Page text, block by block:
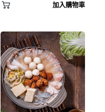
加入購物車